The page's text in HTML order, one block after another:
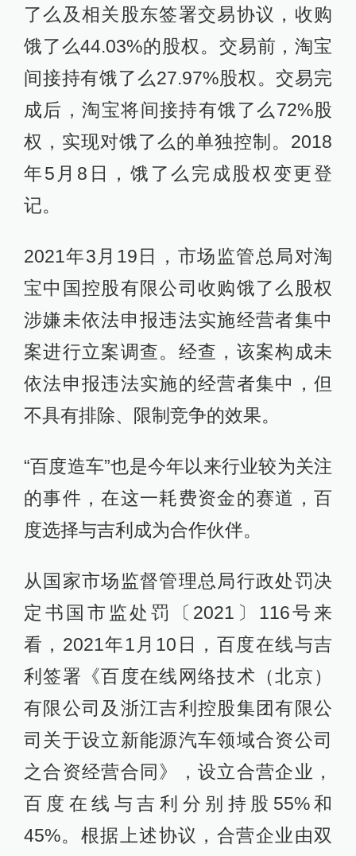
了么及相关股东签署交易协议，收购
饿了么44.03%的股权。交易前，淘宝
间接持有饿了么27.97%股权。交易完
成后，淘宝将间接持有饿了么72%股
权，实现对饿了么的单独控制。2018
年5月8日，饿了么完成股权变更登
记。
2021年3月19日，市场监管总局对淘
宝中国控股有限公司收购饿了么股权
涉嫌未依法申报违法实施经营者集中
案进行立案调查。经查，该案构成未
依法申报违法实施的经营者集中，但
不具有排除、限制竞争的效果。
“百度造车”也是今年以来行业较为关注
的事件，在这一耗费资金的赛道，百
度选择与吉利成为合作伙伴。
从国家市场监督管理总局行政处罚决
定书国市监处罚〔2021〕116号来
看，2021年1月10日，百度在线与吉
利签署《百度在线网络技术（北京）
有限公司及浙江吉利控股集团有限公
司关于设立新能源汽车领域合资公司
之合资经营合同》，设立合营企业，
百度在线与吉利分别持股55%和
45%。根据上述协议，合营企业由双